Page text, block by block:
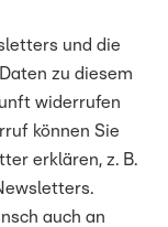
und die
zu diesem
widerrufen
können Sie
erklären, z. B.
auch an